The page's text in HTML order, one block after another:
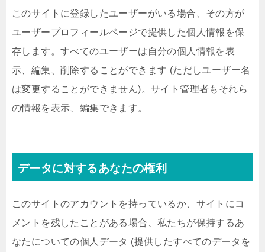
このサイトに登録したユーザーがいる場合、その方が
ユーザープロフィールページで提供した個人情報を保
存します。すべてのユーザーは自分の個人情報を表
示、編集、削除することができます (ただしユーザー名
は変更することができません)。サイト管理者もそれら
の情報を表示、編集できます。
データに対するあなたの権利
このサイトのアカウントを持っているか、サイトにコ
メントを残したことがある場合、私たちが保持するあ
なたについての個人データ (提供したすべてのデータを